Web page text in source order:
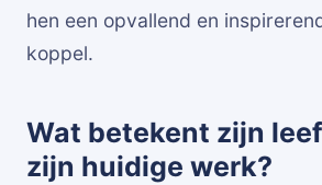
hen een opvallend en
koppel.
Wat betekent zijn
zijn huidige werk?